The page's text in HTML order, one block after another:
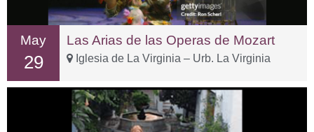
May
29
Las Arias de las Operas de Mozart
Iglesia de La Virginia – Urb. La Virginia